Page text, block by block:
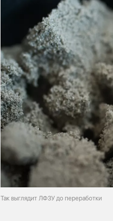
Так выглядит ЛФЗУ до переработки